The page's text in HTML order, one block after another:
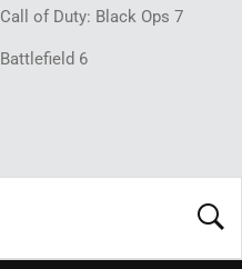
Call of Duty: Black Ops 7
Battlefield 6